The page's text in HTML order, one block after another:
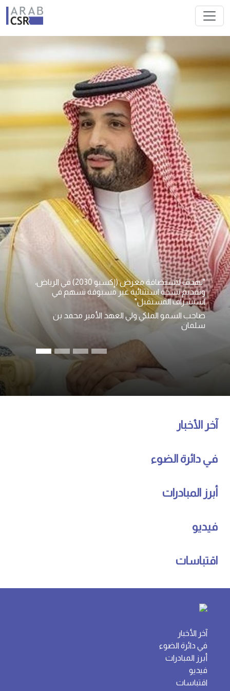
"نهدف لاستضافة معرض (إكسبو 2030) في الرياض،
وتقديم نسخة استثنائية غير مسبوقة تسهم في
استشراف المستقبل"
صاحب السمو الملكي ولي العهد الأمير محمد بن
سلمان
آخر الأخبار
في دائرة الضوء
أبرز المبادرات
فيديو
اقتباسات
آخر الأخبار
في دائرة الضوء
أبرز المبادرات
فيديو
اقتباسات